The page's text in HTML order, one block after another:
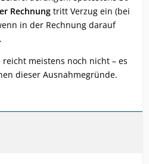
Rechnung tritt Verzug ein (bei
in der Rechnung darauf
meistens noch nicht – es
dieser Ausnahmegründe.